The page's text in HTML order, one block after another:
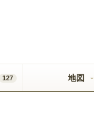
127 地図